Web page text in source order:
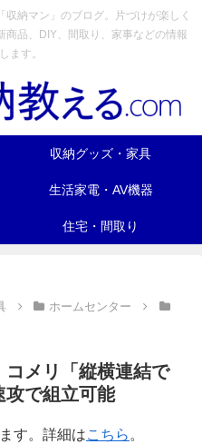
納マン」のブログ。片づけが楽しく
商品、DIY、間取り、家事などの情報
ます。
収納グッズ・家具
生活家電・AV機器
住宅・間取り
ホームセンター
メリ「縦横連結で
攻で組立可能
す。詳細はこちら 。